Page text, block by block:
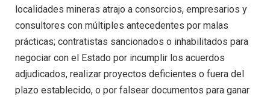
localidades mineras atrajo a consorcios, empresarios y
consultores con múltiples antecedentes por malas
prácticas; contratistas sancionados o inhabilitados para
negociar con el Estado por incumplir los acuerdos
adjudicados, realizar proyectos deficientes o fuera del
plazo establecido, o por falsear documentos para ganar